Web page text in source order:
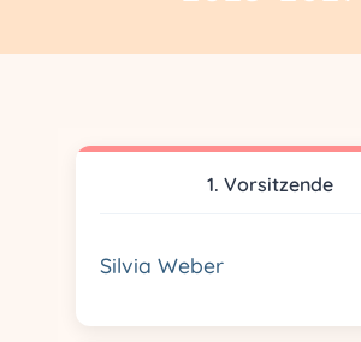
1. Vorsitzende
Silvia Weber